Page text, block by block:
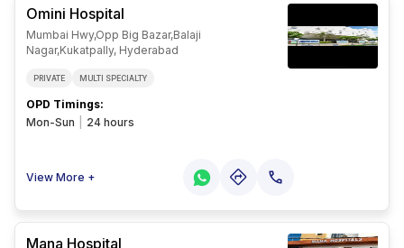
Omini Hospital
Mumbai Hwy,opp Big Bazar,balaji
Nagar,kukatpally, Hyderabad
PRIVATE MULTI SPECIALTY
OPD Timings:
Mon-Sun
24 hours
View More +
Mana Hospital